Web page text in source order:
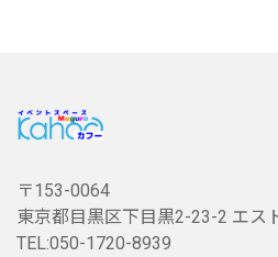
〒153-0064
東京都目黒区下目黒2-23-2 エス
TEL:050-1720-8939